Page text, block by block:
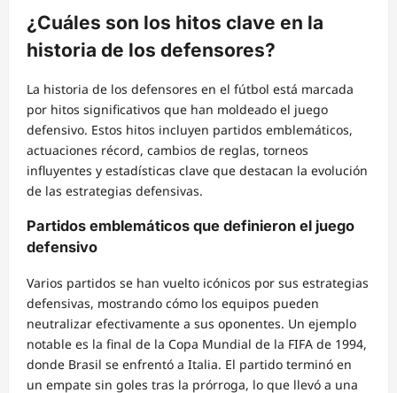
¿Cuáles son los hitos clave en la
historia de los defensores?
La historia de los defensores en el fútbol está marcada
por hitos significativos que han moldeado el juego
defensivo. Estos hitos incluyen partidos emblemáticos,
actuaciones récord, cambios de reglas, torneos
influyentes y estadísticas clave que destacan la evolución
de las estrategias defensivas.
Partidos emblemáticos que definieron el juego
defensivo
Varios partidos se han vuelto icónicos por sus estrategias
defensivas, mostrando cómo los equipos pueden
neutralizar efectivamente a sus oponentes. Un ejemplo
notable es la final de la Copa Mundial de la FIFA de 1994,
donde Brasil se enfrentó a Italia. El partido terminó en
un empate sin goles tras la prórroga, lo que llevó a una